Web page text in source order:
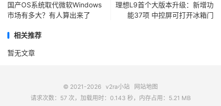
国产OS系统取代微软Windows
市场有多大？有人算出来了
理想L9首个大版本升级：新增功
能37项 中控屏可打开冰箱门
相关推荐
暂无文章
© 2021-2026 v2ra小站
网站地图
请求次数：57 次，加载用时：0.143 秒，内存占用：5.21 MB